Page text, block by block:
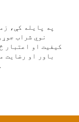
په پایله کې،
نوي شراب
کیفیت او اعتبار
باور او رضایت
مثبت پرمختګونو دوام ته سترګې په لار یو.